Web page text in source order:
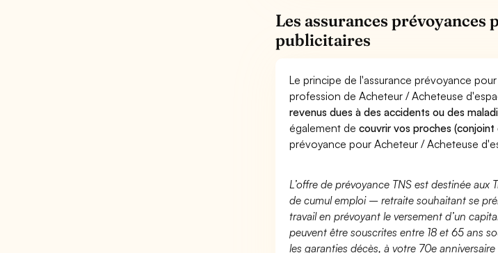
Les assurances prévoyances
publicitaires
Le principe de l'assurance prévoyance
profession de Acheteur / Acheteuse
revenus dues à des accidents ou des
également decouvrir vos proches
prévoyance pour Acheteur / Acheteuse
L’offre de prévoyance TNS est destinée
de cumul emploi – retraite souhaitant se
travail en prévoyant le versement d’un
peuvent être souscrites entre 18 et 65 ans
les garanties décès, à votre 70e